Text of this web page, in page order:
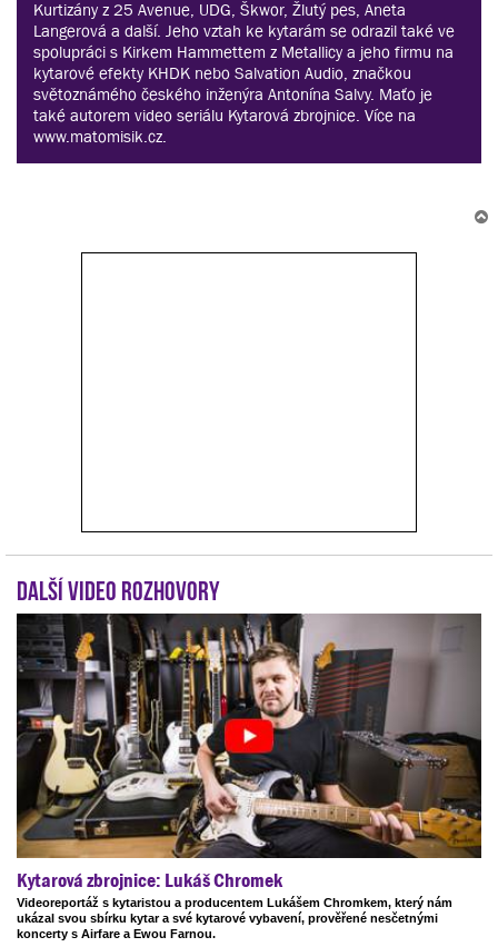
Kurtizány z 25 Avenue, UDG, Škwor, Žlutý pes, Aneta
Langerová a další. Jeho vztah ke kytarám se odrazil také ve
spolupráci s Kirkem Hammettem z Metallicy a jeho firmu na
kytarové efekty KHDK nebo Salvation Audio, značkou
světoznámého českého inženýra Antonína Salvy. Maťo je
také autorem video seriálu Kytarová zbrojnice. Více na
www.matomisik.cz.
Další video rozhovory
Kytarová zbrojnice: Lukáš Chromek
Videoreportáž s kytaristou a producentem Lukášem Chromkem, který nám
ukázal svou sbírku kytar a své kytarové vybavení, prověřené nesčetnými
koncerty s Airfare a Ewou Farnou.